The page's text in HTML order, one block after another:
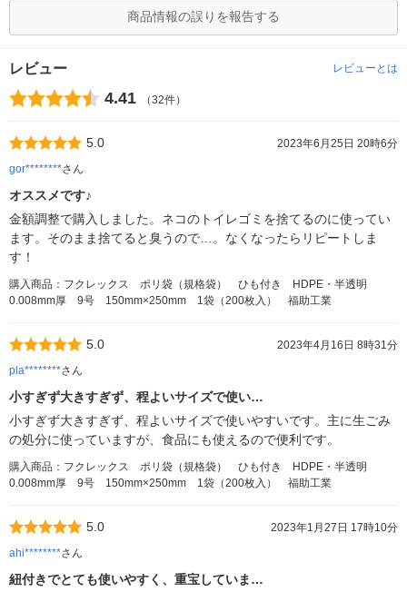
商品情報の誤りを報告する
レビュー レビューとは
4.41 （32件）
5.0
2023年6月25日 20時6分
gor********さん
オススメです♪
金額調整で購入しました。ネコのトイレゴミを捨てるのに使ってい
ます。そのまま捨てると臭うので…。なくなったらリピートしま
す！
購入商品：フクレックス ポリ袋（規格袋） ひも付き HDPE・半透明
0.008mm厚 9号 150mm×250mm 1袋（200枚入） 福助工業
5.0
2023年4月16日 8時31分
pla********さん
小すぎず大きすぎず、程よいサイズで使い…
小すぎず大きすぎず、程よいサイズで使いやすいです。主に生ごみ
の処分に使っていますが、食品にも使えるので便利です。
購入商品：フクレックス ポリ袋（規格袋） ひも付き HDPE・半透明
0.008mm厚 9号 150mm×250mm 1袋（200枚入） 福助工業
5.0
2023年1月27日 17時10分
ahi********さん
紐付きでとても使いやすく、重宝していま…